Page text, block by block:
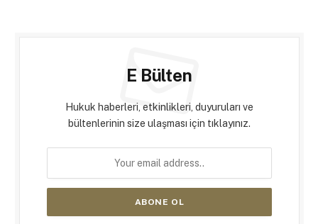
E Bülten
Hukuk haberleri, etkinlikleri, duyuruları ve
bültenlerinin size ulaşması için tıklayınız.